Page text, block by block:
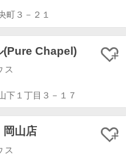
町３－２１
(Pure Chapel)
ス
下１丁目３－１７
山店
ス